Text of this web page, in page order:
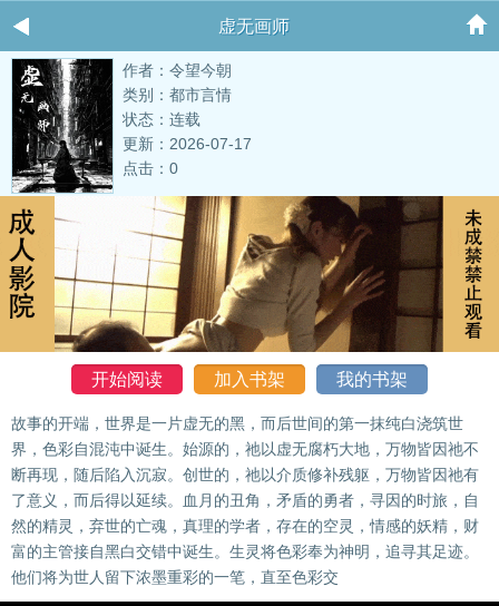
虚无画师
作者：令望今朝
类别：都市言情
状态：连载
更新：2026-07-17
点击：0
开始阅读 加入书架 我的书架
故事的开端，世界是一片虚无的黑，而后世间的第一抹纯白浇筑世
界，色彩自混沌中诞生。始源的，祂以虚无腐朽大地，万物皆因祂不
断再现，随后陷入沉寂。创世的，祂以介质修补残躯，万物皆因祂有
了意义，而后得以延续。血月的丑角，矛盾的勇者，寻因的时旅，自
然的精灵，弃世的亡魂，真理的学者，存在的空灵，情感的妖精，财
富的主管接自黑白交错中诞生。生灵将色彩奉为神明，追寻其足迹。
他们将为世人留下浓墨重彩的一笔，直至色彩交